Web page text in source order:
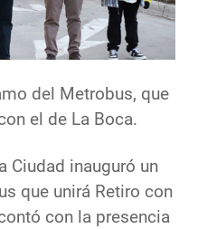
del Metrobus, que
el de La Boca.
Ciudad inauguró un
que unirá Retiro con
con la presencia